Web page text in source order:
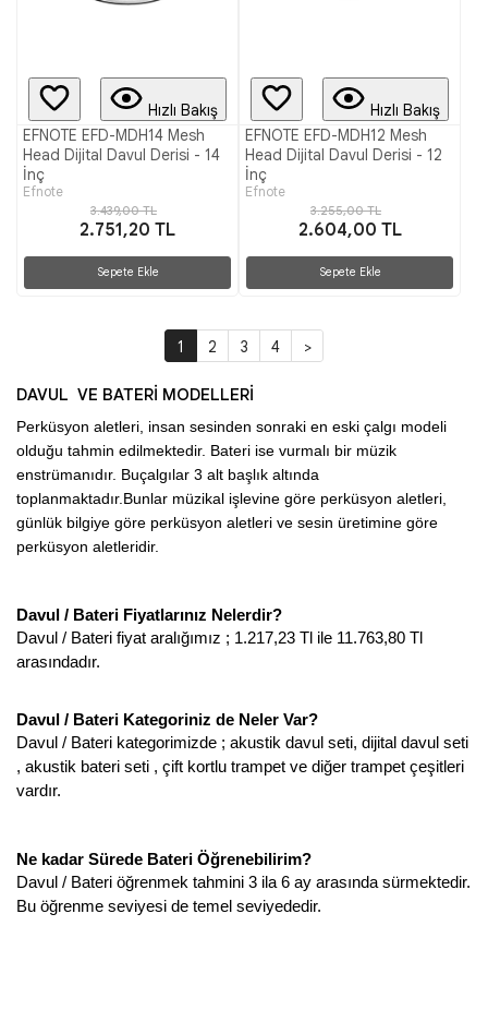
Hızlı Bakış
EFNOTE EFD-MDH14 Mesh
Head Dijital Davul Derisi - 14
İnç
Efnote
3.439,00 TL
2.751,20 TL
Sepete Ekle
Hızlı Bakış
EFNOTE EFD-MDH12 Mesh
Head Dijital Davul Derisi - 12
İnç
Efnote
3.255,00 TL
2.604,00 TL
Sepete Ekle
1 2 3 4 >
DAVUL VE BATERİ MODELLERİ
Perküsyon aletleri, insan sesinden sonraki en eski çalgı modeli
olduğu tahmin edilmektedir. Bateri ise vurmalı bir müzik
enstrümanıdır. Buçalgılar 3 alt başlık altında
toplanmaktadır.Bunlar müzikal işlevine göre perküsyon aletleri,
günlük bilgiye göre perküsyon aletleri ve sesin üretimine göre
perküsyon aletleridir.
Davul / Bateri Fiyatlarınız Nelerdir?
Davul / Bateri fiyat aralığımız ; 1.217,23 Tl ile 11.763,80 Tl
arasındadır.
Davul / Bateri Kategoriniz de Neler Var?
Davul / Bateri kategorimizde ; akustik davul seti, dijital davul seti
, akustik bateri seti , çift kortlu trampet ve diğer trampet çeşitleri
vardır.
Ne kadar Sürede Bateri Öğrenebilirim?
Davul / Bateri öğrenmek tahmini 3 ila 6 ay arasında sürmektedir.
Bu öğrenme seviyesi de temel seviyededir.